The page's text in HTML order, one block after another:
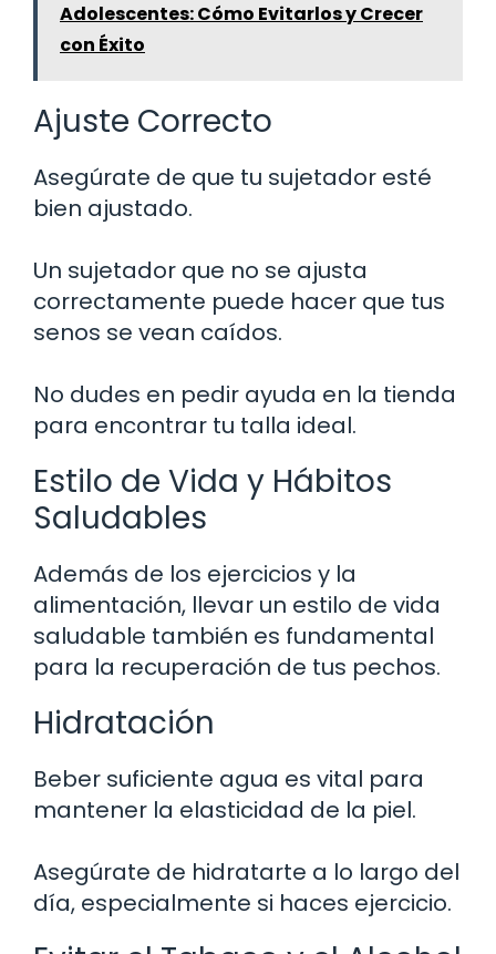
Adolescentes: Cómo Evitarlos y Crecer
con Éxito
Ajuste Correcto
Asegúrate de que tu sujetador esté
bien ajustado.
Un sujetador que no se ajusta
correctamente puede hacer que tus
senos se vean caídos.
No dudes en pedir ayuda en la tienda
para encontrar tu talla ideal.
Estilo de Vida y Hábitos
Saludables
Además de los ejercicios y la
alimentación, llevar un estilo de vida
saludable también es fundamental
para la recuperación de tus pechos.
Hidratación
Beber suficiente agua es vital para
mantener la elasticidad de la piel.
Asegúrate de hidratarte a lo largo del
día, especialmente si haces ejercicio.